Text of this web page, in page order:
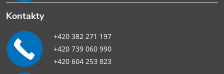
Kontakty
+420 382 271 197
+420 739 060 990
+420 604 253 823